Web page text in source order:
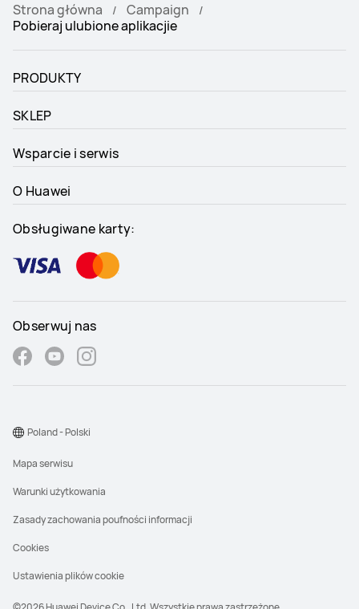
Strona główna
Campaign
Pobieraj ulubione aplikacjie
PRODUKTY
SKLEP
Wsparcie i serwis
O Huawei
Obsługiwane karty:
Obserwuj nas
Mapa serwisu
Warunki użytkowania
Zasady zachowania poufności informacji
Cookies
Ustawienia plików cookie
Poland - Polski